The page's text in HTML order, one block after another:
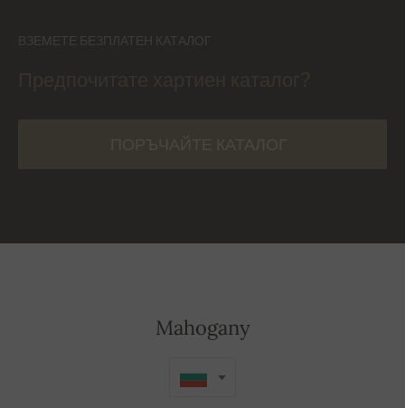
ВЗЕМЕТЕ БЕЗПЛАТЕН КАТАЛОГ
Mahogany